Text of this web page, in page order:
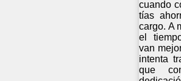
cuando
tías
cargo. A
el
van
intenta
que